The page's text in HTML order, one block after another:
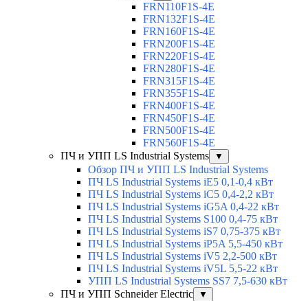
FRN110F1S-4E
FRN132F1S-4E
FRN160F1S-4E
FRN200F1S-4E
FRN220F1S-4E
FRN280F1S-4E
FRN315F1S-4E
FRN355F1S-4E
FRN400F1S-4E
FRN450F1S-4E
FRN500F1S-4E
FRN560F1S-4E
ПЧ и УПП LS Industrial Systems
▼
Обзор ПЧ и УПП LS Industrial Systems
ПЧ LS Industrial Systems iE5 0,1-0,4 кВт
ПЧ LS Industrial Systems iC5 0,4-2,2 кВт
ПЧ LS Industrial Systems iG5A 0,4-22 кВт
ПЧ LS Industrial Systems S100 0,4-75 кВт
ПЧ LS Industrial Systems iS7 0,75-375 кВт
ПЧ LS Industrial Systems iP5A 5,5-450 кВт
ПЧ LS Industrial Systems iV5 2,2-500 кВт
ПЧ LS Industrial Systems iV5L 5,5-22 кВт
УПП LS Industrial Systems SS7 7,5-630 кВт
ПЧ и УПП Schneider Electric
▼